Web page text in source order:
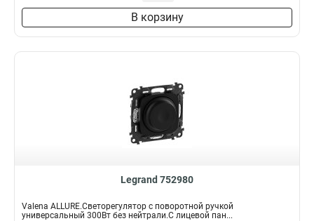
В корзину
Legrand 752980
Valena ALLURE.Светорегулятор с поворотной ручкой
универсальный 300Вт без нейтрали.С лицевой пан...